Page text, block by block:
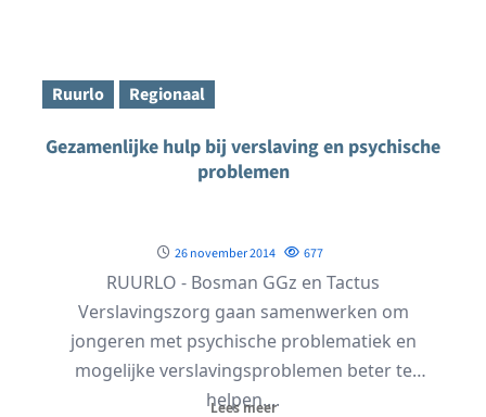
Ruurlo Regionaal
Gezamenlijke hulp bij verslaving en psychische
problemen
26 november 2014 677
RUURLO - Bosman GGz en Tactus
Verslavingszorg gaan samenwerken om
jongeren met psychische problematiek en
mogelijke verslavingsproblemen beter te
helpen....
Lees meer